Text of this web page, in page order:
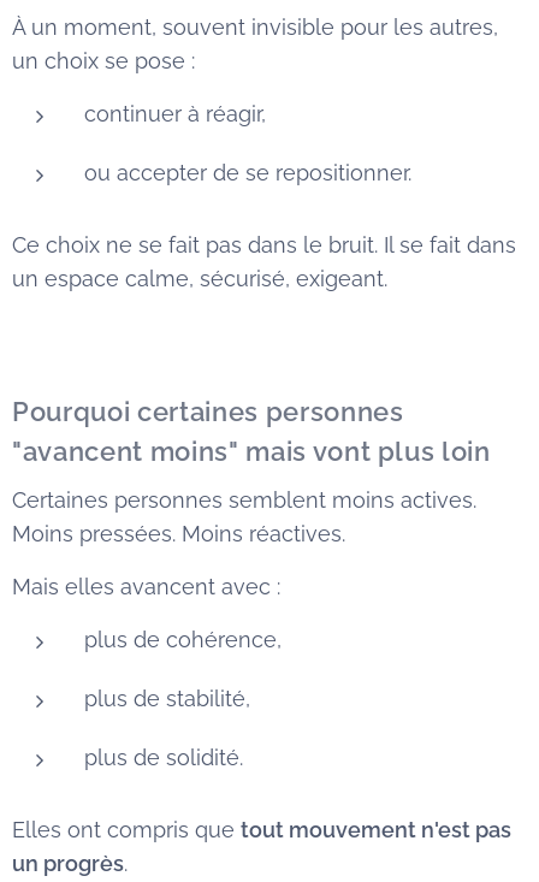
À un moment, souvent invisible pour les autres,
un choix se pose :
continuer à réagir,
ou accepter de se repositionner.
Ce choix ne se fait pas dans le bruit. Il se fait dans
un espace calme, sécurisé, exigeant.
Pourquoi certaines personnes
"avancent moins" mais vont plus loin
Certaines personnes semblent moins actives.
Moins pressées. Moins réactives.
Mais elles avancent avec :
plus de cohérence,
plus de stabilité,
plus de solidité.
Elles ont compris que tout mouvement n'est pas
un progrès.